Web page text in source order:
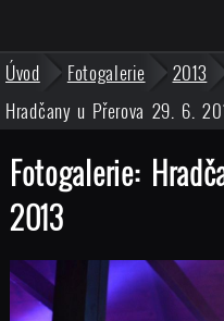
Úvod Fotogalerie
2013
Hradčany u Přerova 29. 6.
Fotogalerie:
2013